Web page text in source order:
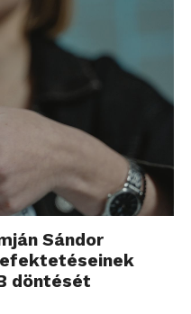
Sándor
döntését